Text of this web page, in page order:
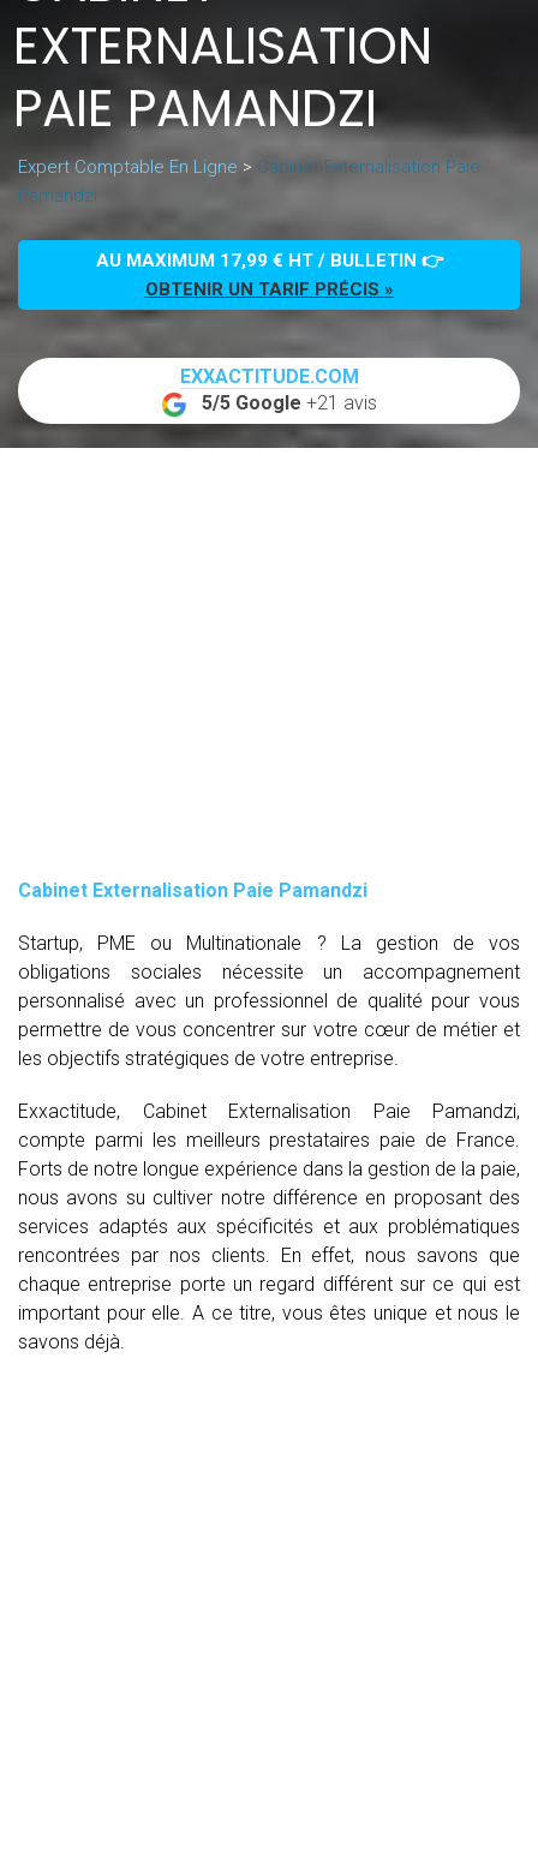
EXTERNALISATION
PAIE PAMANDZI
Expert Comptable En Ligne > Cabinet Externalisation Paie
Pamandzi
AU MAXIMUM 17,99 € HT / BULLETIN 👉
OBTENIR UN TARIF PRÉCIS »
EXXACTITUDE.COM
5/5 Google +21 avis
Cabinet Externalisation Paie Pamandzi
Startup, PME ou Multinationale ? La gestion de vos
obligations sociales nécessite un accompagnement
personnalisé avec un professionnel de qualité pour vous
permettre de vous concentrer sur votre cœur de métier et
les objectifs stratégiques de votre entreprise.
Exxactitude, Cabinet Externalisation Paie Pamandzi,
compte parmi les meilleurs prestataires paie de France.
Forts de notre longue expérience dans la gestion de la paie,
nous avons su cultiver notre différence en proposant des
services adaptés aux spécificités et aux problématiques
rencontrées par nos clients. En effet, nous savons que
chaque entreprise porte un regard différent sur ce qui est
important pour elle. A ce titre, vous êtes unique et nous le
savons déjà.